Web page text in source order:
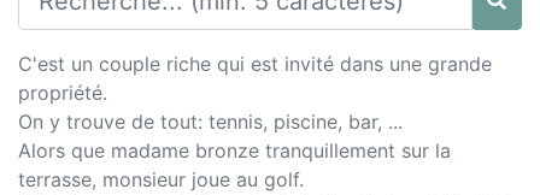
C'est un couple riche qui est invité dans une grande
propriété.
On y trouve de tout: tennis, piscine, bar, ...
Alors que madame bronze tranquillement sur la
terrasse, monsieur joue au golf.